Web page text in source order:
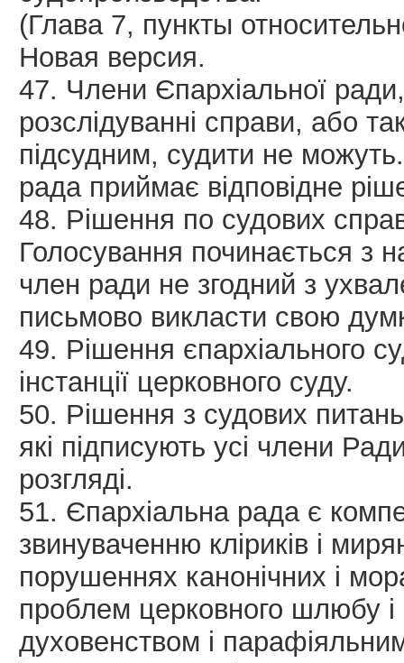
(Глава 7, пункты
Новая версия.
47. Члени Єпархіальної
розслідуванні справи, або
підсудним, судити не
рада приймає відповідне
48. Рішення по судових
Голосування починається
член ради не згодний з
письмово викласти свою
49. Рішення єпархіального
інстанції церковного суду.
50. Рішення з судових
які підписують усі члени
розгляді.
51. Єпархіальна рада є
звинуваченню кліриків і
порушеннях канонічних і
проблем церковного шлюбу
духовенством і